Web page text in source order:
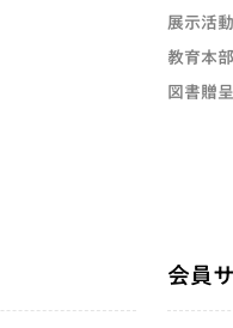
展示活動
教育本
図書贈呈
会員